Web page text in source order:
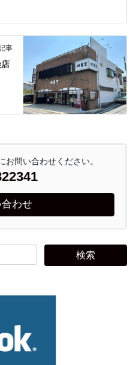
事
問い合わせください。
わせ